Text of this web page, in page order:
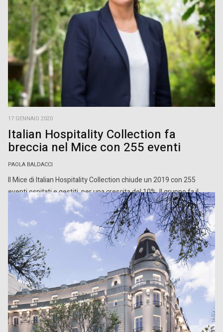
17 GENNAIO 2020
Italian Hospitality Collection fa
breccia nel Mice con 255 eventi
PAOLA BALDACCI
Il Mice di Italian Hospitality Collection chiude un 2019 con 255
eventi ospitati e gestiti, per una crescita del 10%. Il gruppo fa il
bilancio sul […]